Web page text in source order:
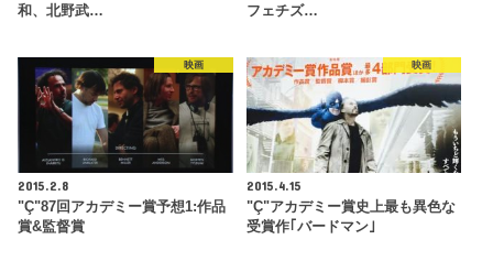
和、北野武…
フェチズ…
映画
2015.2.8
"Ç"87回アカデミー賞予想1:作品
賞&監督賞
映画
2015.4.15
"Ç"アカデミー賞史上最も異色な
受賞作｢バードマン｣